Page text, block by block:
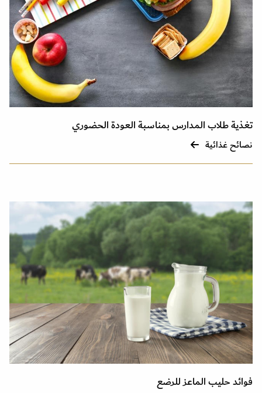
تغذية طلاب المدارس بمناسبة العودة الحضوري
نصائح غذائية
فوائد حليب الماعز للرضع